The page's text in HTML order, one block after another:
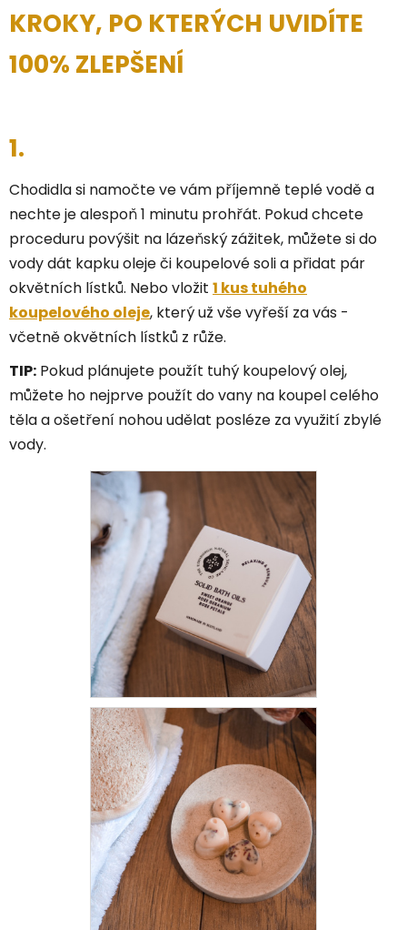
KROKY, PO KTERÝCH UVIDÍTE
100% ZLEPŠENÍ
1.
Chodidla si namočte ve vám příjemně teplé vodě a
nechte je alespoň 1 minutu prohřát. Pokud chcete
proceduru povýšit na lázeňský zážitek, můžete si do
vody dát kapku oleje či koupelové soli a přidat pár
okvětních lístků. Nebo vložit 1 kus tuhého
koupelového oleje, který už vše vyřeší za vás -
včetně okvětních lístků z růže.
TIP: Pokud plánujete použít tuhý koupelový olej,
můžete ho nejprve použít do vany na koupel celého
těla a ošetření nohou udělat posléze za využití zbylé
vody.